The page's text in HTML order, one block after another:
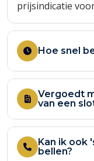
prijsindicatie
Hoe snel
Vergoedt
van een
Kan ik ook
bellen?